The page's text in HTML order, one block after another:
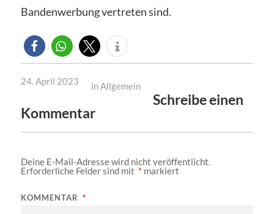
Bandenwerbung vertreten sind.
24. April 2023 inAllgemein
Schreibe einen
Kommentar
Deine E-Mail-Adresse wird nicht veröffentlicht.
Erforderliche Felder sind mit * markiert
KOMMENTAR *